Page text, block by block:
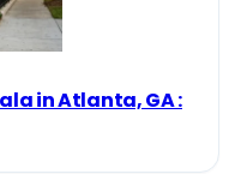
in Atlanta, GA :